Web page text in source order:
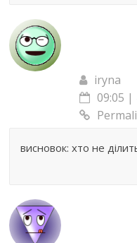
iryna
09:05 |
висновок: хто не